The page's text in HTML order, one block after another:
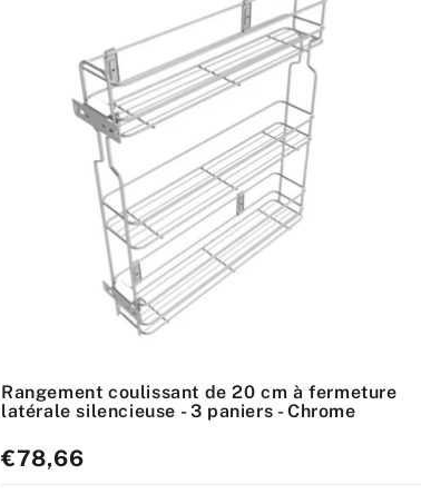
Rangement coulissant de 20 cm à fermeture
latérale silencieuse - 3 paniers - Chrome
Prix
standard
€78,66